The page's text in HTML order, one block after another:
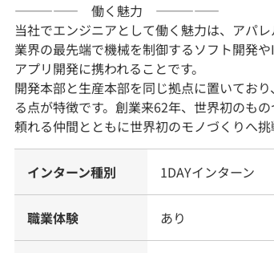
――――― 働く魅力 ―――――
当社でエンジニアとして働く魅力は、アパ
業界の最先端で機械を制御するソフト開発
アプリ開発に携われることです。
開発本部と生産本部を同じ拠点に置いてお
る点が特徴です。創業来62年、世界初のも
頼れる仲間とともに世界初のモノづくりへ挑
インターン種別 1DAYインターン
職業体験 あり